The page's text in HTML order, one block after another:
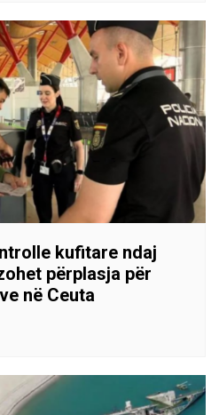
kufitare ndaj
përplasja për
në Ceuta